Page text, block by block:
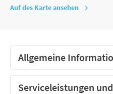
Auf des Karte ansehen
Allgemeine
Serviceleistungen